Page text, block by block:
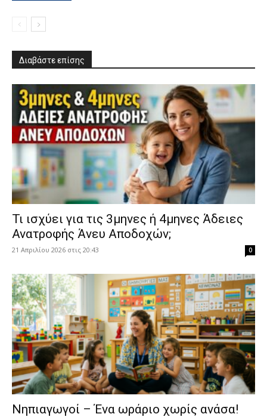
Διαβάστε επίσης
​Τι ισχύει για τις 3μηνες ή 4μηνες Άδειες
Ανατροφής Άνευ Αποδοχών;
21 Απριλίου 2026 στις 20:43 0
Νηπιαγωγοί – Ένα ωράριο χωρίς ανάσα!